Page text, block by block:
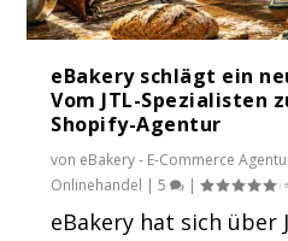
eBakery schlägt ein
Vom JTL-Spezialisten
Shopify-Agentur
von eBakery - E-Commerce
Onlinehandel |5 |
eBakery hat sich über